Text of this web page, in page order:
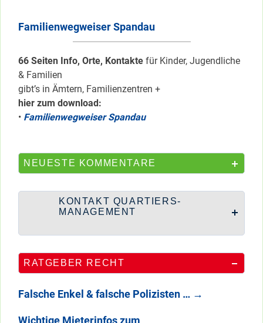
Familienwegweiser Spandau
66 Seiten Info, Orte, Kontakte für Kinder, Jugendliche
& Familien
gibt’s in Ämtern, Familienzentren +
hier zum download:
• Familienwegweiser Spandau
NEUESTE KOMMENTARE
KONTAKT QUARTIERS-
MANAGEMENT
RATGEBER RECHT
Falsche Enkel & falsche Polizisten … →
Wichtige Mieterinfos zum